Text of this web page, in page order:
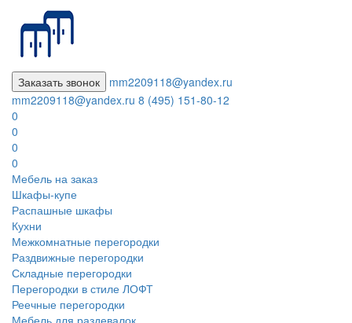
Заказать звонок
mm2209118@yandex.ru
mm2209118@yandex.ru 8 (495) 151-80-12
0
0
0
0
Мебель на заказ
Шкафы-купе
Распашные шкафы
Кухни
Межкомнатные перегородки
Раздвижные перегородки
Складные перегородки
Перегородки в стиле ЛОФТ
Реечные перегородки
Мебель для раздевалок